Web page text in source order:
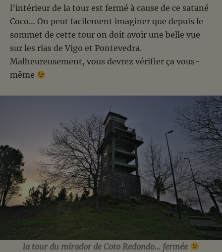
l’intérieur de la tour est fermé à cause de ce satané
Coco… On peut facilement imaginer que depuis le
sommet de cette tour on doit avoir une belle vue
sur les rias de Vigo et Pontevedra.
Malheureusement, vous devrez vérifier ça vous-
même
la tour du mirador de Coto Redondo… fermée